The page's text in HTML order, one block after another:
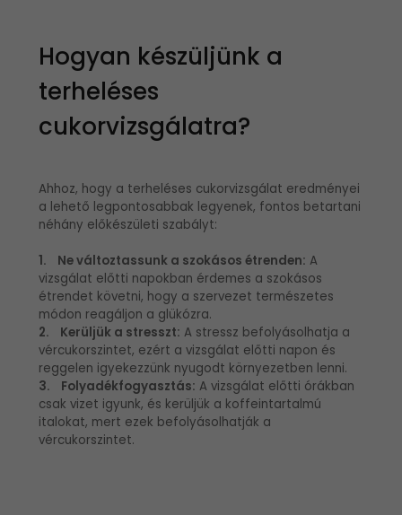
Hogyan készüljünk a
terheléses
cukorvizsgálatra?
Ahhoz, hogy a terheléses cukorvizsgálat eredményei
a lehető legpontosabbak legyenek, fontos betartani
néhány előkészületi szabályt:
1. Ne változtassunk a szokásos étrenden: A
vizsgálat előtti napokban érdemes a szokásos
étrendet követni, hogy a szervezet természetes
módon reagáljon a glükózra.
2. Kerüljük a stresszt: A stressz befolyásolhatja a
vércukorszintet, ezért a vizsgálat előtti napon és
reggelen igyekezzünk nyugodt környezetben lenni.
3. Folyadékfogyasztás: A vizsgálat előtti órákban
csak vizet igyunk, és kerüljük a koffeintartalmú
italokat, mert ezek befolyásolhatják a
vércukorszintet.